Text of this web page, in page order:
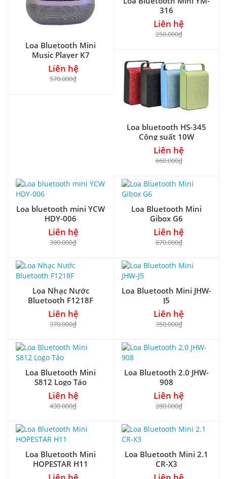
Loa Bluetooth Mini
Music Player K7
Liên hệ
570.000₫
316
Liên hệ
250.000₫
Loa bluetooth HS-345
Công suất 10W
Liên hệ
660.000₫
Loa bluetooth mini YCW
HDY-006
Liên hệ
390.000₫
Loa Bluetooth Mini
Gibox G6
Liên hệ
670.000₫
Loa Nhạc Nước
Bluetooth F1218F
Liên hệ
370.000₫
Loa Bluetooth Mini JHW-
J5
Liên hệ
350.000₫
Loa Bluetooth Mini
S812 Logo Táo
Liên hệ
430.000₫
Loa Bluetooth 2.0 JHW-
908
Liên hệ
280.000₫
Loa Bluetooth Mini
HOPESTAR H11
Loa Bluetooth Mini 2.1
CR-X3